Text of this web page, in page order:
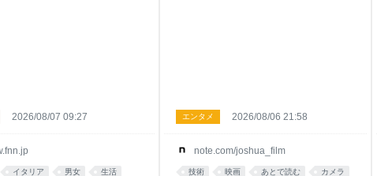
2026/08/07 09:27
イタリア 男女 生活
note.com/joshua_film
エンタメ 2026/08/06 21:58
技術 映画 あとで読む カメラ